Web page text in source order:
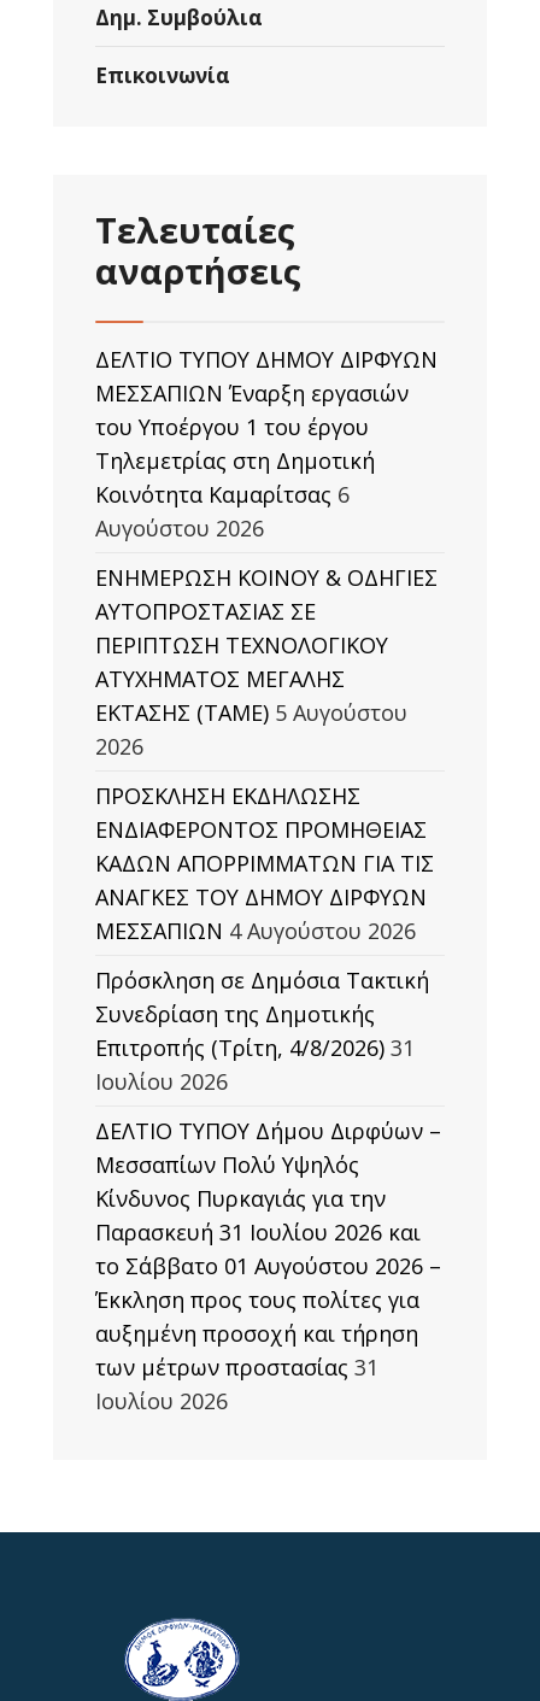
Δημ. Συμβούλια
Επικοινωνία
Τελευταίες
αναρτήσεις
ΔΕΛΤΙΟ ΤΥΠΟΥ ΔΗΜΟΥ ΔΙΡΦΥΩΝ
ΜΕΣΣΑΠΙΩΝ Έναρξη εργασιών
του Υποέργου 1 του έργου
Τηλεμετρίας στη Δημοτική
Κοινότητα Καμαρίτσας 6
Αυγούστου 2026
ΕΝΗΜΕΡΩΣΗ ΚΟΙΝΟΥ & ΟΔΗΓΙΕΣ
ΑΥΤΟΠΡΟΣΤΑΣΙΑΣ ΣΕ
ΠΕΡΙΠΤΩΣΗ ΤΕΧΝΟΛΟΓΙΚΟΥ
ΑΤΥΧΗΜΑΤΟΣ ΜΕΓΑΛΗΣ
ΕΚΤΑΣΗΣ (TAΜΕ) 5 Αυγούστου
2026
ΠΡΟΣΚΛΗΣΗ ΕΚΔΗΛΩΣΗΣ
ΕΝΔΙΑΦΕΡΟΝΤΟΣ ΠΡΟΜΗΘΕΙΑΣ
ΚΑΔΩΝ ΑΠΟΡΡΙΜΜΑΤΩΝ ΓΙΑ ΤΙΣ
ΑΝΑΓΚΕΣ ΤΟΥ ΔΗΜΟΥ ΔΙΡΦΥΩΝ
ΜΕΣΣΑΠΙΩΝ 4 Αυγούστου 2026
Πρόσκληση σε Δημόσια Τακτική
Συνεδρίαση της Δημοτικής
Επιτροπής (Τρίτη, 4/8/2026) 31
Ιουλίου 2026
ΔΕΛΤΙΟ ΤΥΠΟΥ Δήμου Διρφύων –
Μεσσαπίων Πολύ Υψηλός
Κίνδυνος Πυρκαγιάς για την
Παρασκευή 31 Ιουλίου 2026 και
το Σάββατο 01 Αυγούστου 2026 –
Έκκληση προς τους πολίτες για
αυξημένη προσοχή και τήρηση
των μέτρων προστασίας 31
Ιουλίου 2026